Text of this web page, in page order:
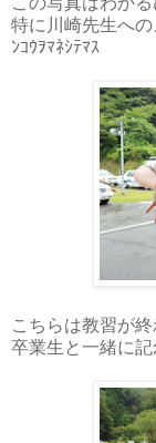
特に川崎先生へ
ﾝｺｳｦﾏﾈｼﾃﾏｽ
こちらは教習が
卒業生と一緒に記